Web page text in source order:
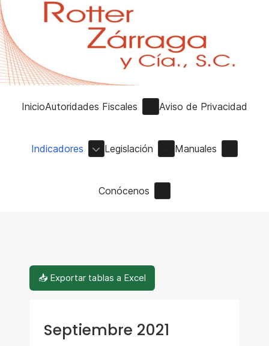
InicioAutoridades Fiscales Aviso de Privacidad
Indicadores Legislación Manuales
Conócenos
📥 Exportar tablas a Excel
Septiembre 2021